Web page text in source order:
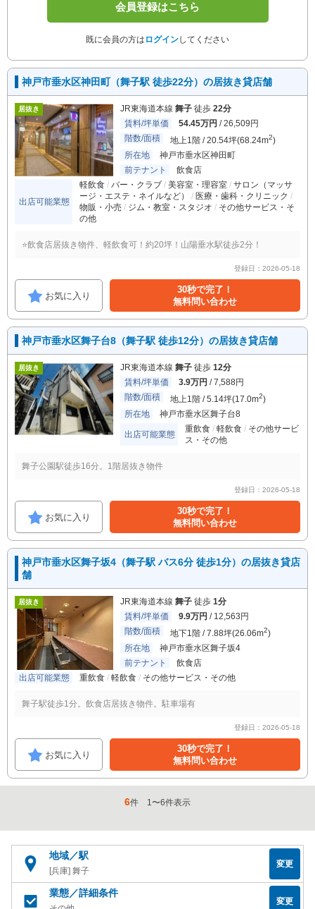
会員登録はこちら
既に会員の方は ログインしてください
神戸市垂水区神田町（舞子駅 徒歩22分）の居抜き貸店舗
居抜き JR東海道本線 舞子 徒歩 22分
賃料/坪単価
54.45万円 / 26,509円
階数/面積
地上1階 / 20.54坪(68.24m2)
所在地
神戸市垂水区神田町
前テナント
飲食店
出店可能業態
軽飲食 バー・クラブ 美容室・理容室
サロン（マッサ
ージ・エステ・ネイルなど）
医療・歯科・クリニック
物販・小売
ジム・教室・スタジオ
その他サービス・そ
の他
⭐️飲食店居抜き物件、軽飲食可！約20坪！山陽垂水駅徒歩2分！
登録日：2026-05-18
お気に入り
30秒で完了！
無料問い合わせ
神戸市垂水区舞子台8（舞子駅 徒歩12分）の居抜き貸店舗
居抜き JR東海道本線 舞子 徒歩 12分
賃料/坪単価
3.9万円 / 7,588円
階数/面積
地上1階 / 5.14坪(17.0m2)
所在地
神戸市垂水区舞子台8
出店可能業態
重飲食 軽飲食
その他サービ
ス・その他
舞子公園駅徒歩16分。1階居抜き物件
登録日：2026-05-18
お気に入り
30秒で完了！
無料問い合わせ
神戸市垂水区舞子坂4（舞子駅 バス6分 徒歩1分）の居抜き貸店
舗
居抜き JR東海道本線 舞子 徒歩 1分
賃料/坪単価
9.9万円 / 12,563円
階数/面積
地下1階 / 7.88坪(26.06m2)
所在地
神戸市垂水区舞子坂4
前テナント
飲食店
出店可能業態
重飲食 軽飲食 その他サービス・その他
舞子駅徒歩1分。飲食店居抜き物件。駐車場有
登録日：2026-05-18
お気に入り
30秒で完了！
無料問い合わせ
6件 1〜6件表示
地域／駅
[兵庫] 舞子
変更
業態／詳細条件
変更